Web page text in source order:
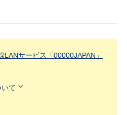
サービス「00000JAPAN」
て 